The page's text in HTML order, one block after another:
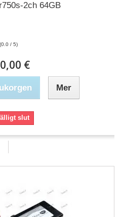
2ch 64GB
(0.0 / 5)
€
Mer
slut